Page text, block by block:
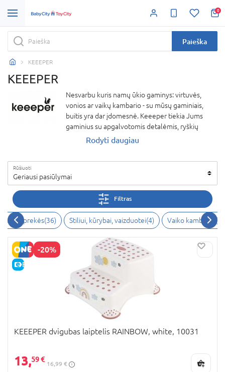
0
Paieška
KEEEPER
KEEEPER
Nesvarbu kuris namų ūkio gaminys: virtuvės,
vonios ar vaikų kambario - su mūsų gaminiais,
buitis yra dar įdomesnė. Keeeper tiekia Jums
gaminius su apgalvotomis detalėmis, ryškių
spalvų ir dailaus dizaino, aukštos kokybės apdaila,
gyventume kasdien!
Rodyti daugiau
Rūšiuoti
Geriausi pasiūlymai
Filtras
prekės(36) Stiliui, kūrybai, vaizduotei(4) Vaiko kambarys (
-20%
E-KAINA
KEEEPER dvigubas laiptelis RAINBOW, white, 10031
13,59 €
16,99 €